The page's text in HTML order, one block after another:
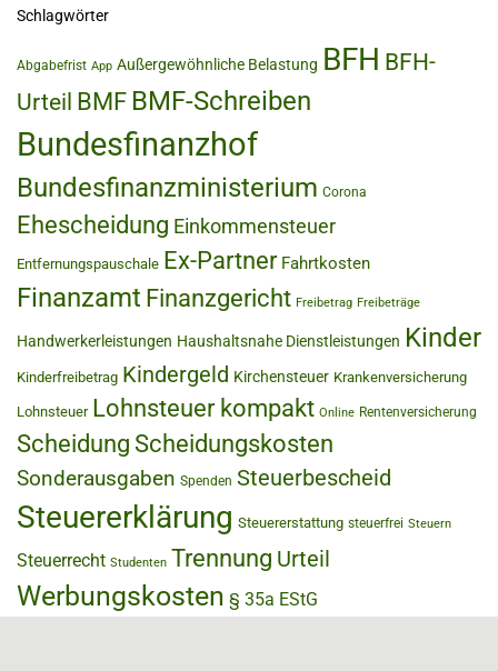
Schlagwörter
Abgabefrist App Außergewöhnliche Belastung BFH BFH-
Urteil BMF BMF-Schreiben
Bundesfinanzhof
Bundesfinanzministerium Corona
Ehescheidung Einkommensteuer
Entfernungspauschale Ex-Partner Fahrtkosten
Finanzamt Finanzgericht Freibetrag Freibeträge
Handwerkerleistungen Haushaltsnahe Dienstleistungen Kinder
Kinderfreibetrag Kindergeld Kirchensteuer Krankenversicherung
Lohnsteuer Lohnsteuer kompakt Online Rentenversicherung
Scheidung Scheidungskosten
Sonderausgaben Spenden Steuerbescheid
Steuererklärung Steuererstattung steuerfrei Steuern
Steuerrecht Studenten Trennung Urteil
Werbungskosten § 35a EStG